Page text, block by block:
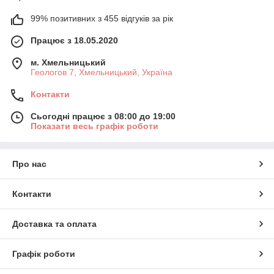
99% позитивних з 455 відгуків за рік
Працює з 18.05.2020
м. Хмельницький
Геологов 7, Хмельницький, Україна
Контакти
Сьогодні працює з 08:00 до 19:00
Показати весь графік роботи
Про нас
Контакти
Доставка та оплата
Графік роботи